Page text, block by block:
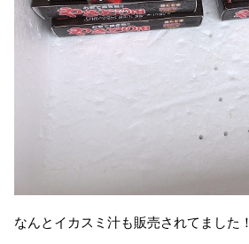
なんとイカスミ汁も販売されてました